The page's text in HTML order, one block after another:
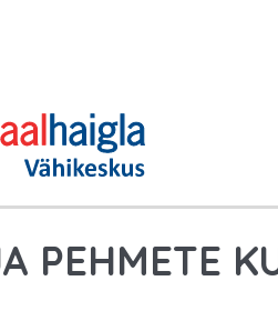
PEHMETE